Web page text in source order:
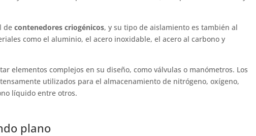
decontenedores criogénicos, y su tipo de aislamiento es también al
como el aluminio, el acero inoxidable, el acero al carbono y
elementos complejos en su diseño, como válvulas o manómetros. Los
utilizados para el almacenamiento de nitrógeno, oxígeno,
líquido entre otros.
plano